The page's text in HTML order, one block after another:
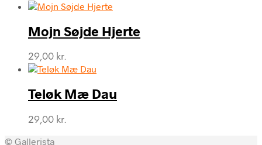
Mojn Søjde Hjerte
29,00 kr.
Teløk Mæ Dau
29,00 kr.
© Gallerista